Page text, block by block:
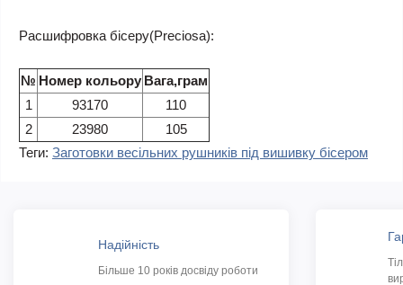
Расшифровка бісеру(Preciosa):
№ Номер кольору Вага,грам
1
93170
110
2
23980
105
Теги: Заготовки весільних рушників під вишивку бісером
Надійність
Більше 10 років досвіду роботи